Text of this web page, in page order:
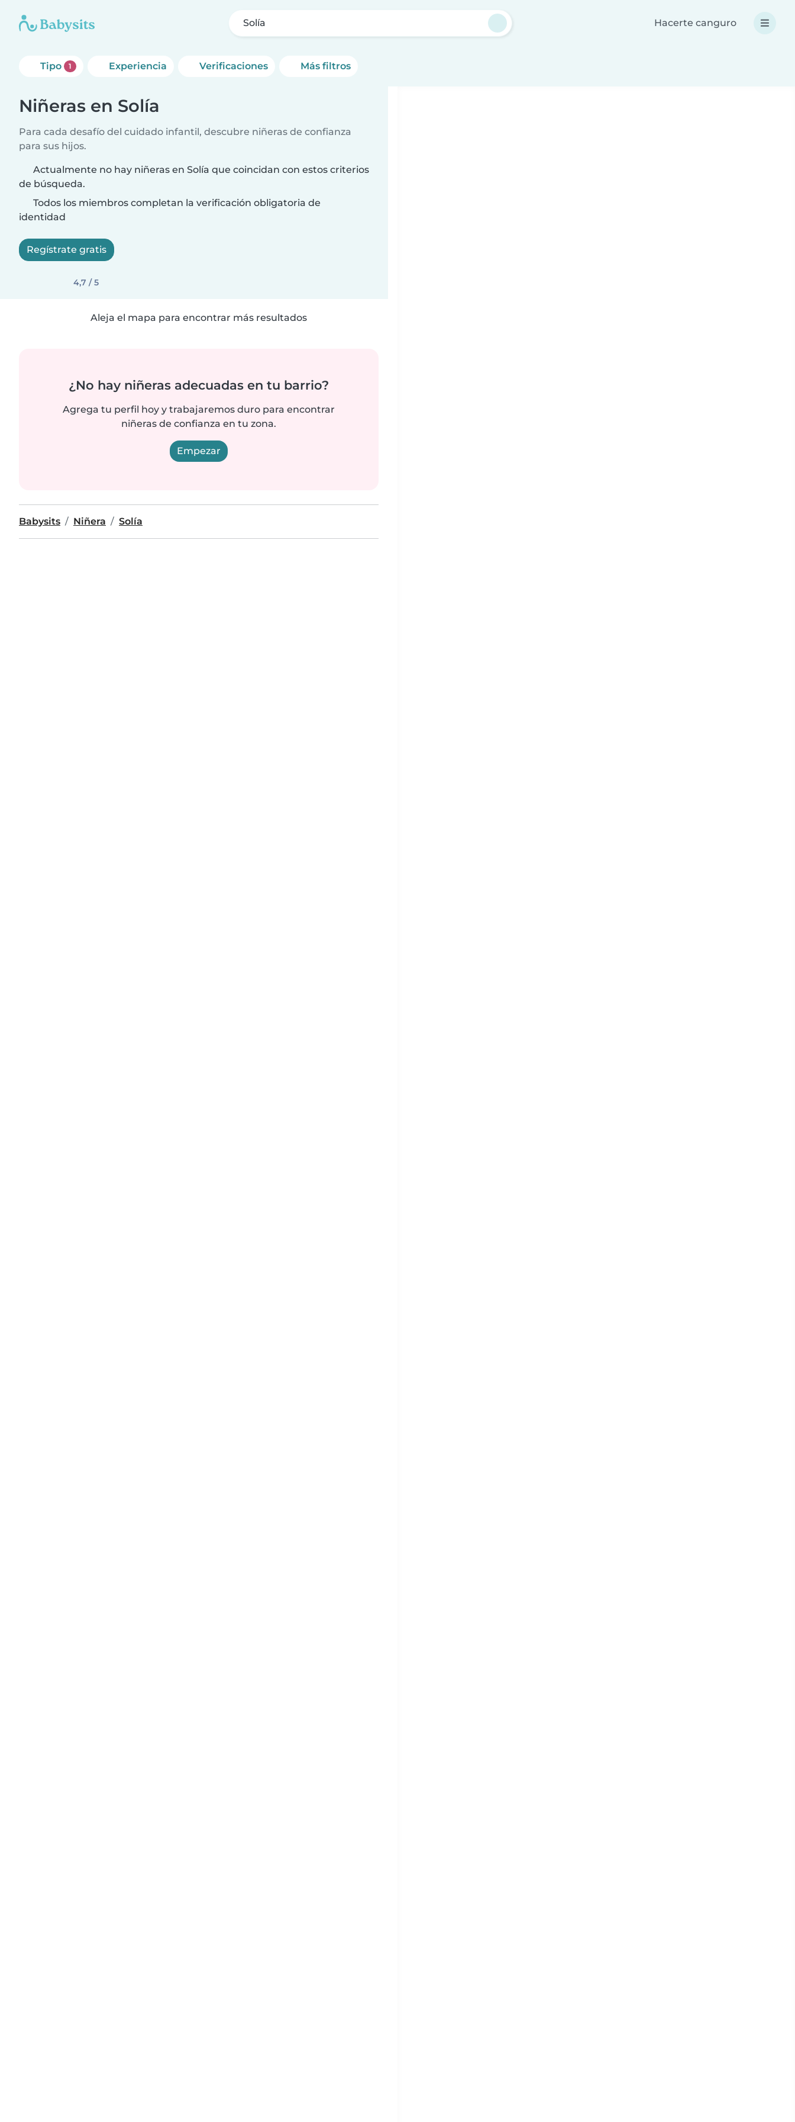
Solía Hacerte canguro
Tipo 1 Experiencia Verificaciones Más filtros
Niñeras en Solía
Para cada desafío del cuidado infantil, descubre niñeras de confianza
para sus hijos.
Actualmente no hay niñeras en Solía que coincidan con estos criterios
de búsqueda.
Todos los miembros completan la verificación obligatoria de
identidad
Regístrate gratis
4,7 / 5
Aleja el mapa para encontrar más resultados
¿No hay niñeras adecuadas en tu barrio?
Agrega tu perfil hoy y trabajaremos duro para encontrar
niñeras de confianza en tu zona.
Empezar
Babysits Niñera Solía